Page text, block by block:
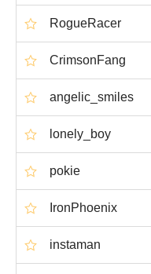
RogueRacer
CrimsonFang
angelic_smiles
lonely_boy
pokie
IronPhoenix
instaman